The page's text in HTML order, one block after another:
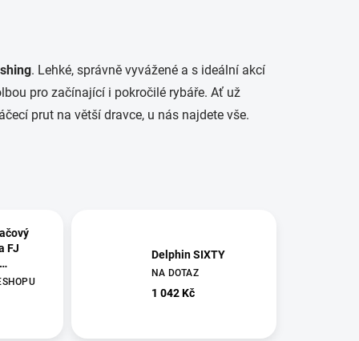
. Lehké, správně vyvážené a s ideální akcí
pro začínající i pokročilé rybáře. Ať už
prut na větší dravce, u nás najdete vše.
FJ
Delphin SIXTY
NA DOTAZ
1 042 Kč